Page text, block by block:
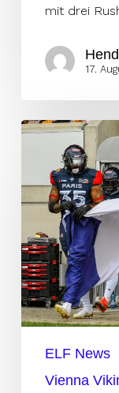
mit drei
17.
Das
Paris
Musketeers
in
Week
14:
„Win
Home“
ELF News
Vienna